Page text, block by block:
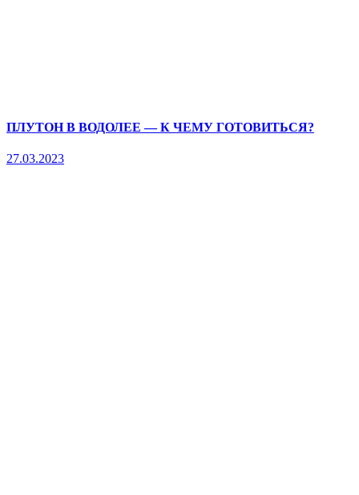
ПЛУТОН В ВОДОЛЕЕ — К ЧЕМУ ГОТОВИТЬСЯ?
27.03.2023